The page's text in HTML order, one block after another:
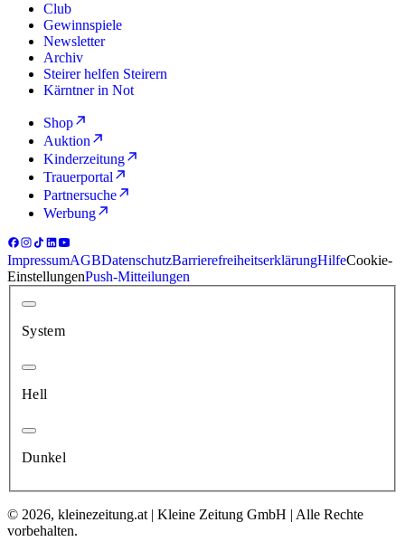
Club
Gewinnspiele
Newsletter
Archiv
Steirer helfen Steirern
Kärntner in Not
Shop
Auktion
Kinderzeitung
Trauerportal
Partnersuche
Werbung
ImpressumAGBDatenschutzBarrierefreiheitserklärungHilfeCookie-
EinstellungenPush-Mitteilungen
System
Hell
Dunkel
© 2026, kleinezeitung.at | Kleine Zeitung GmbH | Alle Rechte
vorbehalten.